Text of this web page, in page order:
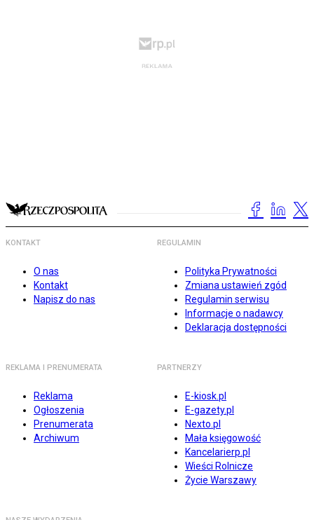
KONTAKT
O nas
Kontakt
Napisz do nas
REGULAMIN
Polityka Prywatności
Zmiana ustawień zgód
Regulamin serwisu
Informacje o nadawcy
Deklaracja dostępności
REKLAMA I PRENUMERATA
Reklama
Ogłoszenia
Prenumerata
Archiwum
PARTNERZY
E-kiosk.pl
E-gazety.pl
Nexto.pl
Mała księgowość
Kancelarierp.pl
Wieści Rolnicze
Życie Warszawy